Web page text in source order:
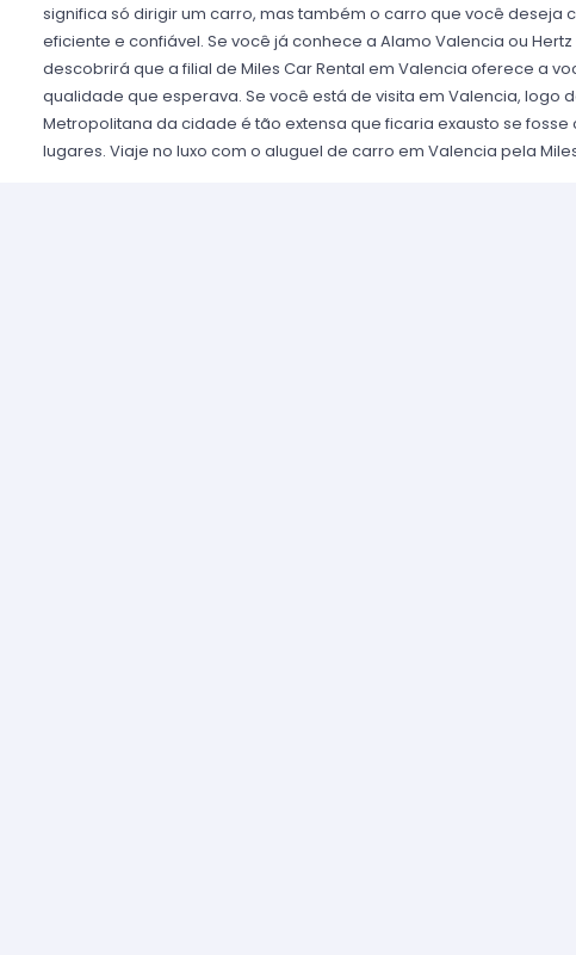
significa só dirigir um carro, mas também o carro que você deseja
eficiente e confiável. Se você já conhece a Alamo Valencia ou Hertz
descobrirá que a filial de Miles Car Rental em Valencia oferece a
qualidade que esperava. Se você está de visita em Valencia, logo
Metropolitana da cidade é tão extensa que ficaria exausto se
lugares. Viaje no luxo com o aluguel de carro em Valencia pela